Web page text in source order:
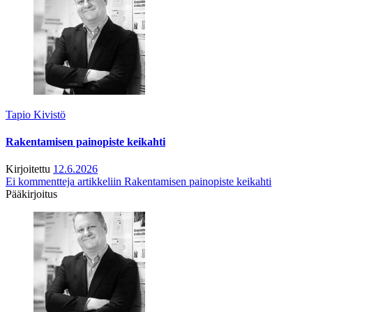
Tapio Kivistö
Rakentamisen painopiste keikahti
Kirjoitettu 12.6.2026
Ei kommentteja artikkeliin Rakentamisen painopiste keikahti
Pääkirjoitus